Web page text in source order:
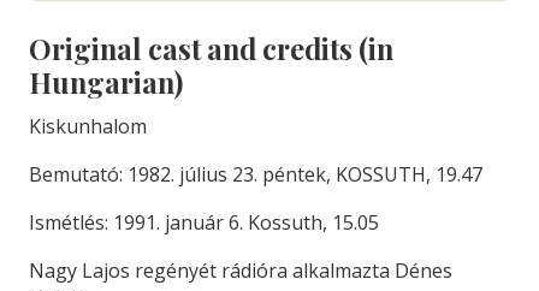
Original cast and credits (in
Hungarian)
Kiskunhalom
Bemutató: 1982. július 23. péntek, KOSSUTH, 19.47
Ismétlés: 1991. január 6. Kossuth, 15.05
Nagy Lajos regényét rádióra alkalmazta Dénes